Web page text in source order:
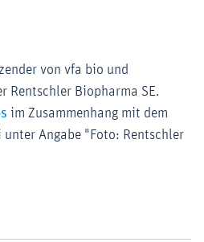
von vfa bio und
Rentschler Biopharma SE.
im Zusammenhang mit dem
Angabe "Foto: Rentschler